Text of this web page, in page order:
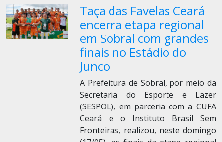
Taça das Favelas Ceará
encerra etapa regional
em Sobral com grandes
finais no Estádio do
Junco
A Prefeitura de Sobral, por meio da
Secretaria do Esporte e Lazer
(SESPOL), em parceria com a CUFA
Ceará e o Instituto Brasil Sem
Fronteiras, realizou, neste domingo